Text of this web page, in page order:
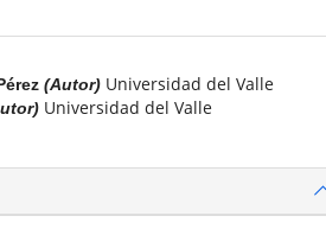
(Autor) Universidad del Valle
Universidad del Valle